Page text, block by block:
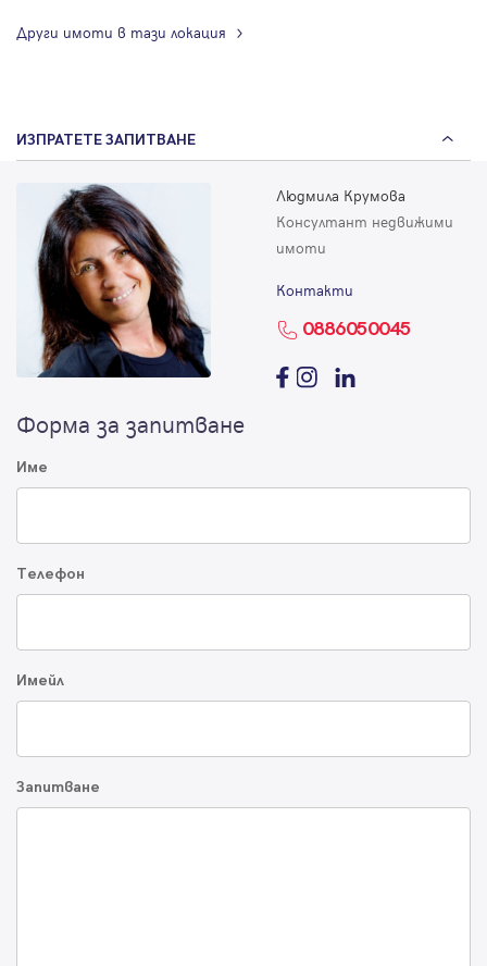
Други имоти в тази локация
ИЗПРАТЕТЕ ЗАПИТВАНЕ
Людмила Крумова
Консултант недвижими
имоти
Контакти
0886050045
Форма за запитване
Име
Телефон
Имейл
Запитване